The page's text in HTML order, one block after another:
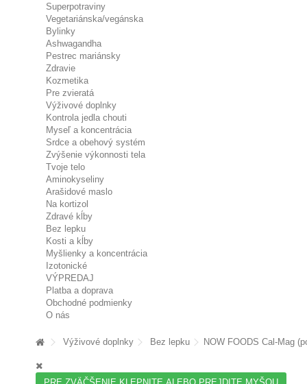
Superpotraviny
Vegetariánska/vegánska
Bylinky
Ashwagandha
Pestrec mariánsky
Zdravie
Kozmetika
Pre zvieratá
Výživové doplnky
Kontrola jedla chouti
Myseľ a koncentrácia
Srdce a obehový systém
Zvýšenie výkonnosti tela
Tvoje telo
Aminokyseliny
Arašidové maslo
Na kortizol
Zdravé kĺby
Bez lepku
Kosti a kĺby
Myšlienky a koncentrácia
Izotonické
VÝPREDAJ
Platba a doprava
Obchodné podmienky
O nás
Výživové doplnky Bez lepku NOW FOODS Cal-Mag